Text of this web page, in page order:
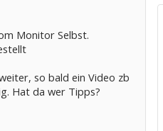
Monitor Selbst.
so bald ein Video zb
Hat da wer Tipps?